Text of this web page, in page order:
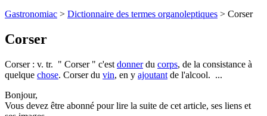
Gastronomiac > Dictionnaire des termes organoleptiques > Corser
Corser
Corser : v. tr. " Corser " c'est donnerdu corps, de la consistance à
quelque chose. Corser du vin, en y ajoutant de l'alcool. ...
Bonjour,
Vous devez être abonné pour lire la suite de cet article, ses liens et